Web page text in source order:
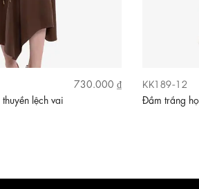
730.000 ₫
lệch vai
KK189-12
Đầm trắng